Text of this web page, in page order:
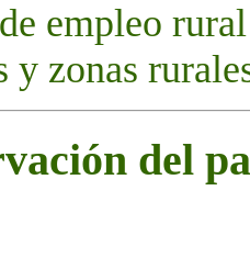
empleo
y zonas
del